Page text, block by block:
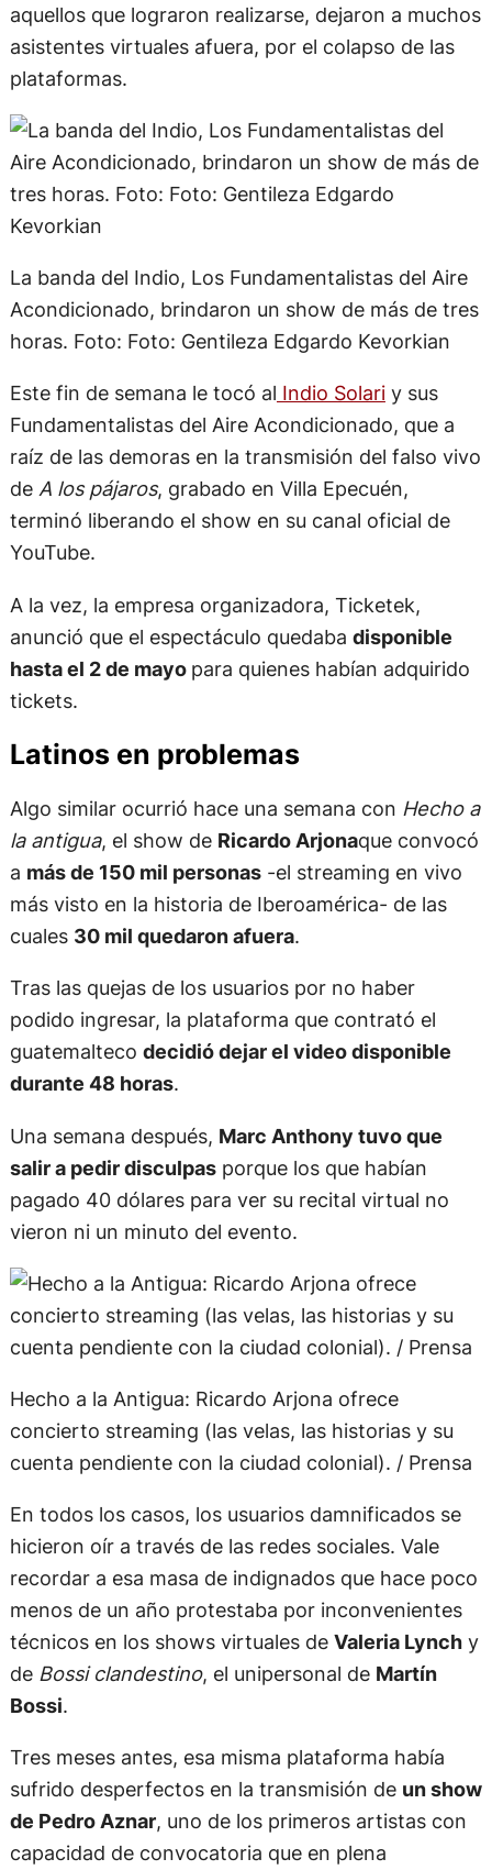
aquellos que lograron realizarse, dejaron a muchos
asistentes virtuales afuera, por el colapso de las
plataformas.
La banda del Indio, Los Fundamentalistas del Aire
Acondicionado, brindaron un show de más de tres
horas. Foto: Foto: Gentileza Edgardo Kevorkian
Este fin de semana le tocó al Indio Solariy sus
Fundamentalistas del Aire Acondicionado, que a
raíz de las demoras en la transmisión del falso vivo
de A los pájaros, grabado en Villa Epecuén,
terminó liberando el show en su canal oficial de
YouTube.
A la vez, la empresa organizadora, Ticketek,
anunció que el espectáculo quedaba disponible
hasta el 2 de mayo para quienes habían adquirido
tickets.
Latinos en problemas
Algo similar ocurrió hace una semana con Hecho a
la antigua, el show de Ricardo Arjonaque convocó
a más de 150 mil personas-el streaming en vivo
más visto en la historia de Iberoamérica- de las
cuales 30 mil quedaron afuera.
Tras las quejas de los usuarios por no haber
podido ingresar, la plataforma que contrató el
guatemalteco decidió dejar el video disponible
durante 48 horas.
Una semana después, Marc Anthony tuvo que
salir a pedir disculpasporque los que habían
pagado 40 dólares para ver su recital virtual no
vieron ni un minuto del evento.
Hecho a la Antigua: Ricardo Arjona ofrece
concierto streaming (las velas, las historias y su
cuenta pendiente con la ciudad colonial). / Prensa
En todos los casos, los usuarios damnificados se
hicieron oír a través de las redes sociales. Vale
recordar a esa masa de indignados que hace poco
menos de un año protestaba por inconvenientes
técnicos en los shows virtuales de Valeria Lynchy
de Bossi clandestino, el unipersonal de Martín
Bossi.
Tres meses antes, esa misma plataforma había
sufrido desperfectos en la transmisión de un show
de Pedro Aznar, uno de los primeros artistas con
capacidad de convocatoria que en plena